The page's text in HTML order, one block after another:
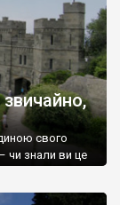
свого
чи знали ви це